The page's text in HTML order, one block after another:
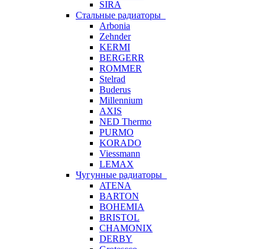
SIRA
Стальные радиаторы
Arbonia
Zehnder
KERMI
BERGERR
ROMMER
Stelrad
Buderus
Millennium
AXIS
NED Thermo
PURMO
KORADO
Viessmann
LEMAX
Чугунные радиаторы
ATENA
BARTON
BOHEMIA
BRISTOL
CHAMONIX
DERBY